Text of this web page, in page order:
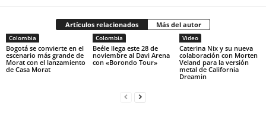
Artículos relacionados Más del autor
Colombia
Bogotá se convierte en el
escenario más grande de
Morat con el lanzamiento
de Casa Morat
Colombia
Beéle llega este 28 de
noviembre al Davi Arena
con «Borondo Tour»
Video
Caterina Nix y su nueva
colaboración con Morten
Veland para la versión
metal de California
Dreamin